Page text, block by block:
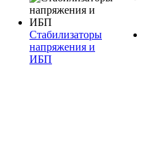
Стабилизаторы
напряжения и
ИБП